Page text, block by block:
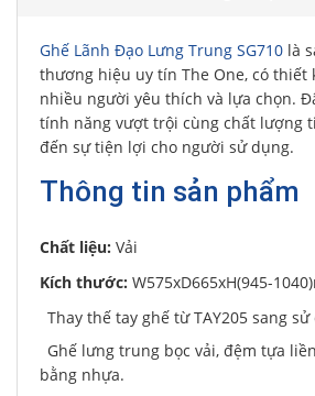
Ghế Lãnh Đạo Lưng Trung SG710 là
thương hiệu uy tín The One, có thiết
nhiều người yêu thích và lựa chọn.
tính năng vượt trội cùng chất lượng
đến sự tiện lợi cho người sử dụng.
Thông tin sản phẩm
Chất liệu: Vải
Kích thước: W575xD665xH(945-
Thay thế tay ghế từ TAY205 sang sử
Ghế lưng trung bọc vải, đệm tựa
bằng nhựa.